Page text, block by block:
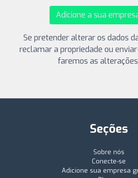
Adicione a sua
Se pretender alterar os dados
reclamar a propriedade ou
faremos as
Seções
Sobre nós
Conecte-se
Adicione sua empresa